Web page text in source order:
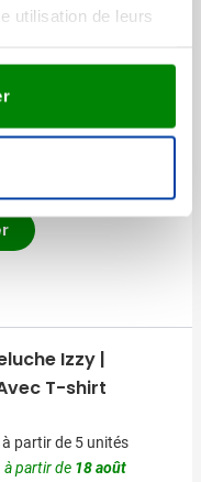
utilisation de leurs
partir de 15 unités
Izzy |
T-shirt
partir de 5 unités
à partir de 18 août